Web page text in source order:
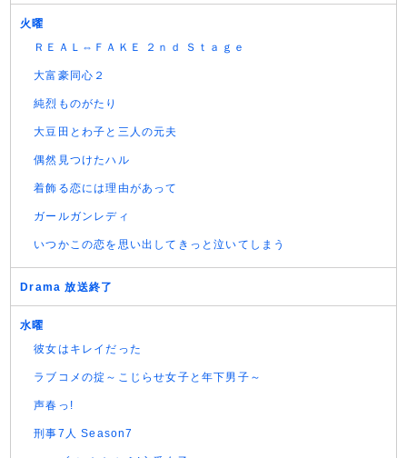
火曜
ＲＥＡＬ⇔ＦＡＫＥ ２ｎｄ Ｓｔａｇｅ
大富豪同心２
純烈ものがたり
大豆田とわ子と三人の元夫
偶然見つけたハル
着飾る恋には理由があって
ガールガンレディ
いつかこの恋を思い出してきっと泣いてしまう
Drama 放送終了
水曜
彼女はキレイだった
ラブコメの掟～こじらせ女子と年下男子～
声春っ!
刑事7人 Season7